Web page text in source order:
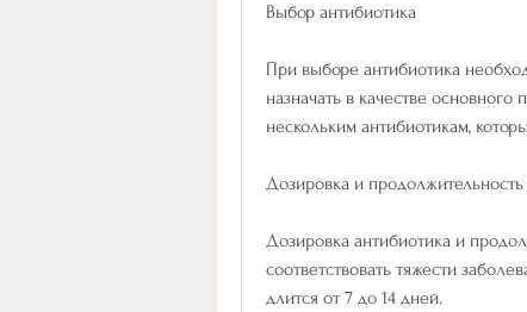
Выбор антибиотика
При выборе антибиотика
назначать в качестве основного
нескольким антибиотикам,
Дозировка и продолжительность
Дозировка антибиотика и
соответствовать тяжести
длится от 7 до 14 дней.